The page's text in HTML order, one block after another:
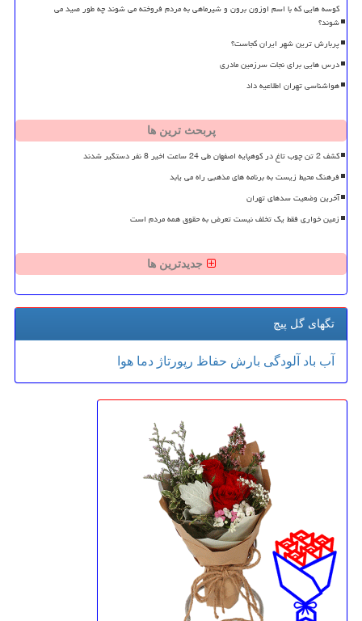
کوسه هایی که با اسم اوزون برون و شیرماهی به مردم فروخته می شوند چه طور صید می
شوند؟
پربارش ترین شهر ایران کجاست؟
درس هایی برای نجات سرزمین مادری
هواشناسی تهران اطلاعیه داد
پربحث ترین ها
کشف 2 تن چوب تاغ در کوهپایه اصفهان طی 24 ساعت اخیر 8 نفر دستگیر شدند
فرهنگ محیط زیست به برنامه های مذهبی راه می یابد
آخرین وضعیت سدهای تهران
زمین خواری فقط یک تخلف نیست تعرض به حقوق همه مردم است
جدیدترین ها
تگهای گل پیچ
آب باد آلودگی بارش حفاظ رپورتاژ دما هوا